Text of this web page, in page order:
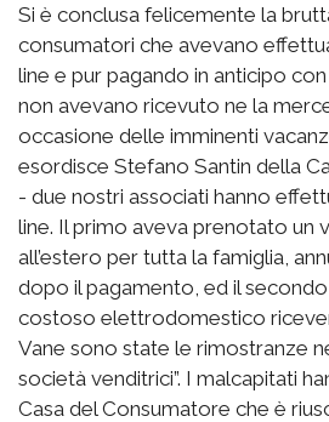
Si è conclusa felicemente la
consumatori che avevano
line e pur pagando in anticipo
non avevano ricevuto ne la
occasione delle imminenti
esordisce Stefano Santin della
- due nostri associati hanno
line. Il primo aveva prenotato un
all’estero per tutta la famiglia,
dopo il pagamento, ed il
costoso elettrodomestico
Vane sono state le rimostranze
società venditrici”. I malcapitati
Casa del Consumatore che è